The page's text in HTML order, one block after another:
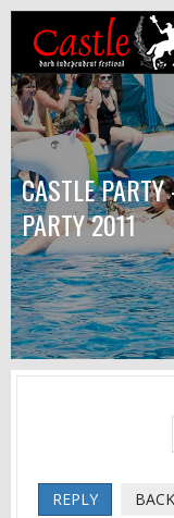
CASTLE
PARTY 2011
REPLY BACK